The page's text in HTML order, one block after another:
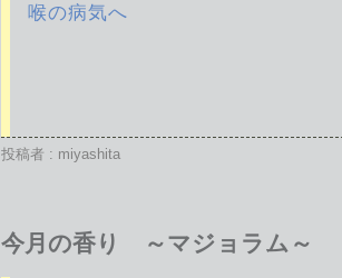
投稿者 : miyashita
今月の香り ～マジョラム～